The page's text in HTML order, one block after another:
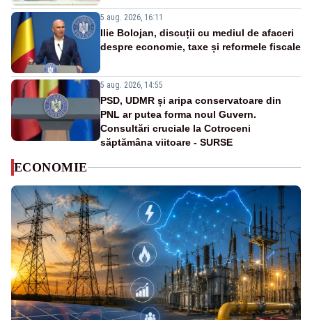
5 aug. 2026, 16:11
Ilie Bolojan, discuții cu mediul de afaceri
despre economie, taxe și reformele fiscale
5 aug. 2026, 14:55
PSD, UDMR și aripa conservatoare din
PNL ar putea forma noul Guvern.
Consultări cruciale la Cotroceni
săptămâna viitoare - SURSE
ECONOMIE